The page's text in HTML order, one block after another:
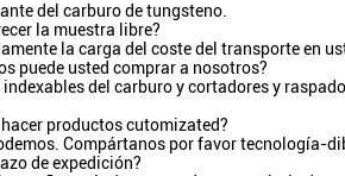
del carburo de tungsteno.
la muestra libre?
la carga del coste del transporte en
puede usted comprar a nosotros?
indexables del carburo y cortadores y
productos cutomizated?
Compártanos por favor tecnología-
de expedición?